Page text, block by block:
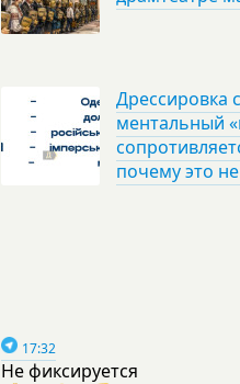
Дрессировка
ментальный
почему это
17:32
Не фиксируется